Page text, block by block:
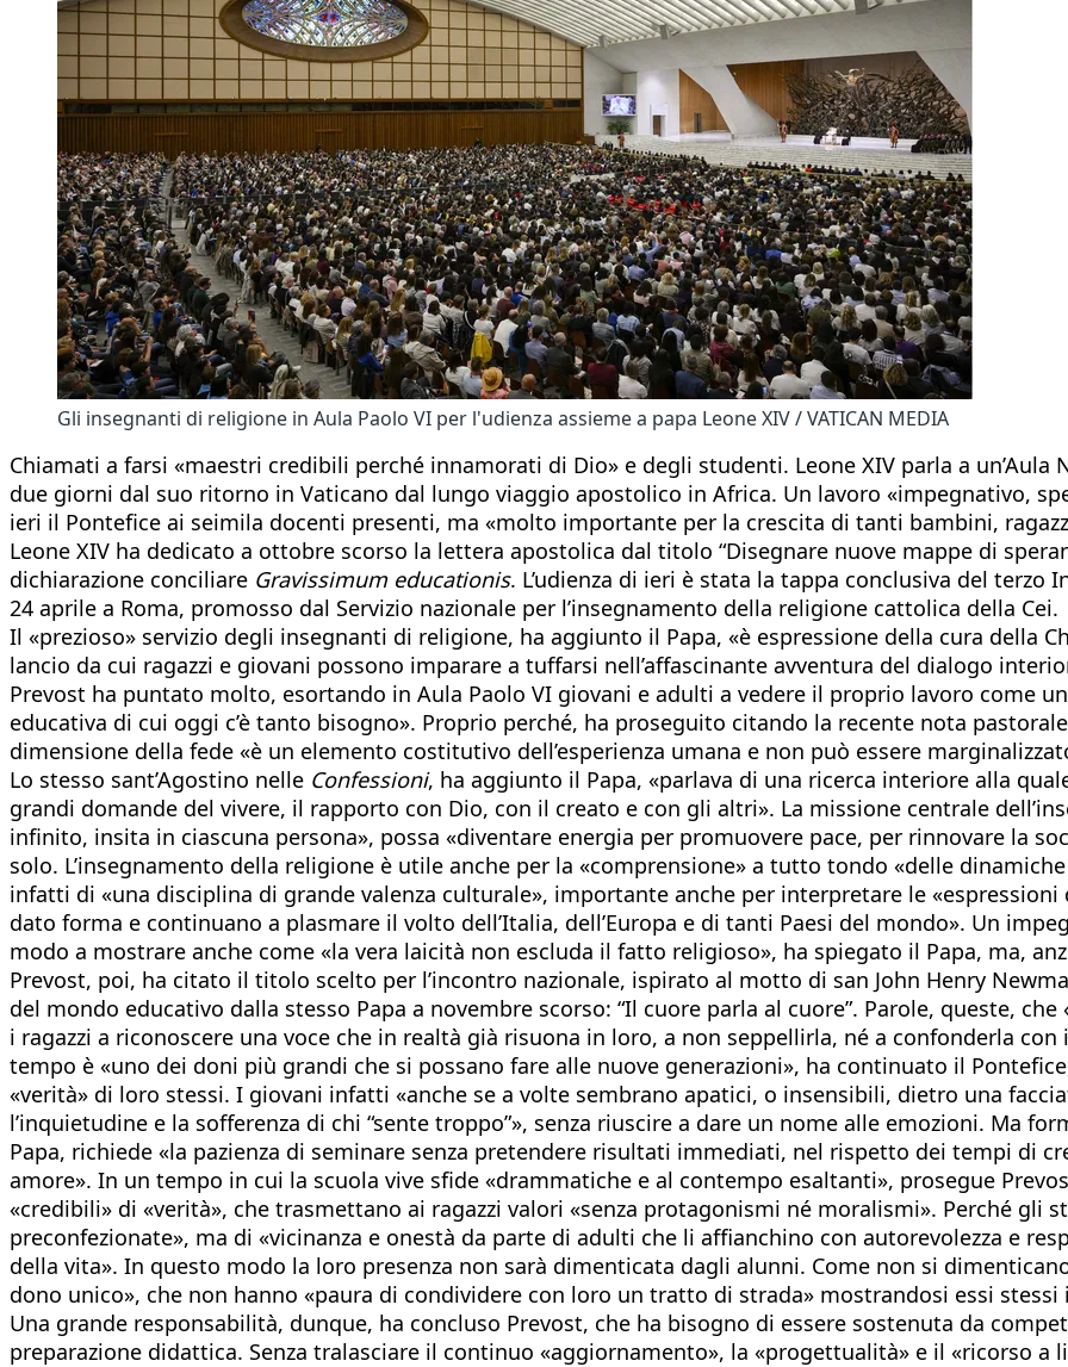
Gli insegnanti di religione in Aula Paolo VI per l'udienza assieme a papa Leone XIV / VATICAN MEDIA
Chiamati a farsi «maestri credibili perché innamorati di Dio» e degli studenti. Leone XIV parla a
due giorni dal suo ritorno in Vaticano dal lungo viaggio apostolico in Africa. Un lavoro «impegnativo,
ieri il Pontefice ai seimila docenti presenti, ma «molto importante per la crescita di tanti bambini,
Leone XIV ha dedicato a ottobre scorso la lettera apostolica dal titolo “Disegnare nuove mappe di
dichiarazione conciliare Gravissimum educationis. L’udienza di ieri è stata la tappa conclusiva del
24 aprile a Roma, promosso dal Servizio nazionale per l’insegnamento della religione cattolica della Cei.
Il «prezioso» servizio degli insegnanti di religione, ha aggiunto il Papa, «è espressione della cura della
lancio da cui ragazzi e giovani possono imparare a tuffarsi nell’affascinante avventura del dialogo
Prevost ha puntato molto, esortando in Aula Paolo VI giovani e adulti a vedere il proprio lavoro come
educativa di cui oggi c’è tanto bisogno». Proprio perché, ha proseguito citando la recente nota
dimensione della fede «è un elemento costitutivo dell’esperienza umana e non può essere
Lo stesso sant’Agostino nelle Confessioni, ha aggiunto il Papa, «parlava di una ricerca interiore alla
grandi domande del vivere, il rapporto con Dio, con il creato e con gli altri». La missione centrale
infinito, insita in ciascuna persona», possa «diventare energia per promuovere pace, per rinnovare la
solo. L’insegnamento della religione è utile anche per la «comprensione» a tutto tondo «delle
infatti di «una disciplina di grande valenza culturale», importante anche per interpretare le «espressioni
dato forma e continuano a plasmare il volto dell’Italia, dell’Europa e di tanti Paesi del mondo». Un
modo a mostrare anche come «la vera laicità non escluda il fatto religioso», ha spiegato il Papa, ma,
Prevost, poi, ha citato il titolo scelto per l’incontro nazionale, ispirato al motto di san John Henry
del mondo educativo dalla stesso Papa a novembre scorso: “Il cuore parla al cuore”. Parole, queste,
i ragazzi a riconoscere una voce che in realtà già risuona in loro, a non seppellirla, né a confonderla
tempo è «uno dei doni più grandi che si possano fare alle nuove generazioni», ha continuato il
«verità» di loro stessi. I giovani infatti «anche se a volte sembrano apatici, o insensibili, dietro una
l’inquietudine e la sofferenza di chi “sente troppo”», senza riuscire a dare un nome alle emozioni. Ma
Papa, richiede «la pazienza di seminare senza pretendere risultati immediati, nel rispetto dei tempi di
amore». In un tempo in cui la scuola vive sfide «drammatiche e al contempo esaltanti», prosegue
«credibili» di «verità», che trasmettano ai ragazzi valori «senza protagonismi né moralismi». Perché gli
preconfezionate», ma di «vicinanza e onestà da parte di adulti che li affianchino con autorevolezza e
della vita». In questo modo la loro presenza non sarà dimenticata dagli alunni. Come non si
dono unico», che non hanno «paura di condividere con loro un tratto di strada» mostrandosi essi stessi
Una grande responsabilità, dunque, ha concluso Prevost, che ha bisogno di essere sostenuta da
preparazione didattica. Senza tralasciare il continuo «aggiornamento», la «progettualità» e il «ricorso